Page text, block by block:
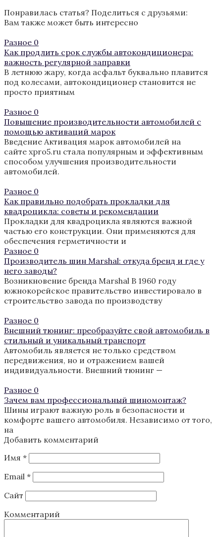
Понравилась статья? Поделиться с друзьями:
Вам также может быть интересно
Разное 0
Как продлить срок службы автокондиционера:
важность регулярной заправки
В летнюю жару, когда асфальт буквально плавится
под колесами, автокондиционер становится не
просто приятным
Разное 0
Повышение производительности автомобилей с
помощью активаций марок
Введение Активация марок автомобилей на
сайте xpro5.ru стала популярным и эффективным
способом улучшения производительности
автомобилей.
Разное 0
Как правильно подобрать прокладки для
квадроцикла: советы и рекомендации
Прокладки для квадроцикла являются важной
частью его конструкции. Они применяются для
обеспечения герметичности и
Разное 0
Производитель шин Marshal: откуда бренд и где у
него заводы?
Возникновение бренда Marshal В 1960 году
южнокорейское правительство инвестировало в
строительство завода по производству
Разное 0
Внешний тюнинг: преобразуйте свой автомобиль в
стильный и уникальный транспорт
Автомобиль является не только средством
передвижения, но и отражением вашей
индивидуальности. Внешний тюнинг —
Разное 0
Зачем вам профессиональный шиномонтаж?
Шины играют важную роль в безопасности и
комфорте вашего автомобиля. Независимо от того,
на
Добавить комментарий
Имя *
Email *
Сайт
Комментарий